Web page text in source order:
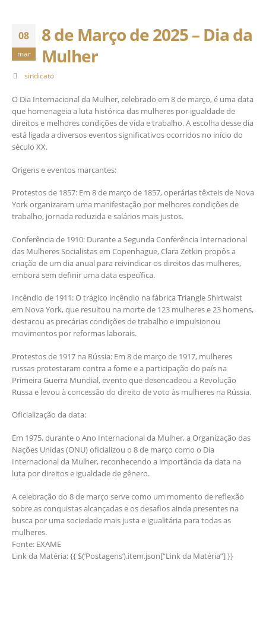
08
mar
8 de Março de 2025 – Dia da
Mulher
sindicato
​O Dia Internacional da Mulher, celebrado em 8 de março, é uma data
que homenageia a luta histórica das mulheres por igualdade de
direitos e melhores condições de vida e trabalho. A escolha desse dia
está ligada a diversos eventos significativos ocorridos no início do
século XX.​
Origens e eventos marcantes:
Protestos de 1857: Em 8 de março de 1857, operárias têxteis de Nova
York organizaram uma manifestação por melhores condições de
trabalho, jornada reduzida e salários mais justos.
Conferência de 1910: Durante a Segunda Conferência Internacional
das Mulheres Socialistas em Copenhague, Clara Zetkin propôs a
criação de um dia anual para reivindicar os direitos das mulheres,
embora sem definir uma data específica.​
Incêndio de 1911: O trágico incêndio na fábrica Triangle Shirtwaist
em Nova York, que resultou na morte de 123 mulheres e 23 homens,
destacou as precárias condições de trabalho e impulsionou
movimentos por reformas laborais.​
Protestos de 1917 na Rússia: Em 8 de março de 1917, mulheres
russas protestaram contra a fome e a participação do país na
Primeira Guerra Mundial, evento que desencadeou a Revolução
Russa e levou à concessão do direito de voto às mulheres na Rússia.​
Oficialização da data:
Em 1975, durante o Ano Internacional da Mulher, a Organização das
Nações Unidas (ONU) oficializou o 8 de março como o Dia
Internacional da Mulher, reconhecendo a importância da data na
luta por direitos e igualdade de gênero.​
A celebração do 8 de março serve como um momento de reflexão
sobre as conquistas alcançadas e os desafios ainda presentes na
busca por uma sociedade mais justa e igualitária para todas as
mulheres.
Fonte: EXAME
Link da Matéria: {{ $(‘Postagens’).item.json[“Link da Matéria”] }}